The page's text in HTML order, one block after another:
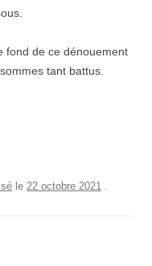
fond de ce dénouement
tant battus.
le 22 octobre 2021 .